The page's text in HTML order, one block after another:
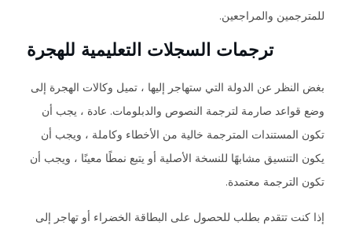
للمترجمين والمراجعين.
ترجمات السجلات التعليمية للهجرة
بغض النظر عن الدولة التي ستهاجر إليها ، تميل وكالات الهجرة إلى
وضع قواعد صارمة لترجمة النصوص والدبلومات. عادة ، يجب أن
تكون المستندات المترجمة خالية من الأخطاء وكاملة ، ويجب أن
يكون التنسيق مشابهًا للنسخة الأصلية أو يتبع نمطًا معينًا ، ويجب أن
تكون الترجمة معتمدة.
إذا كنت تتقدم بطلب للحصول على البطاقة الخضراء أو تهاجر إلى